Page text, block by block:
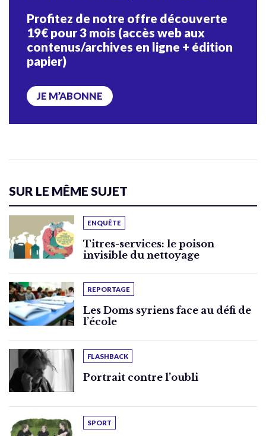
Profitez de notre offre découverte
19€ pour 3 mois (accès web aux
contenus/archives en ligne + édition
papier)
JE M’ABONNE
SUR LE MÊME SUJET
ENQUÊTE
Titres-services: le poison
invisible du nettoyage
REPORTAGE
Les Doms syriens face au défi de
l’école
FLASHBACK
Portrait contre l’oubli
SPORT